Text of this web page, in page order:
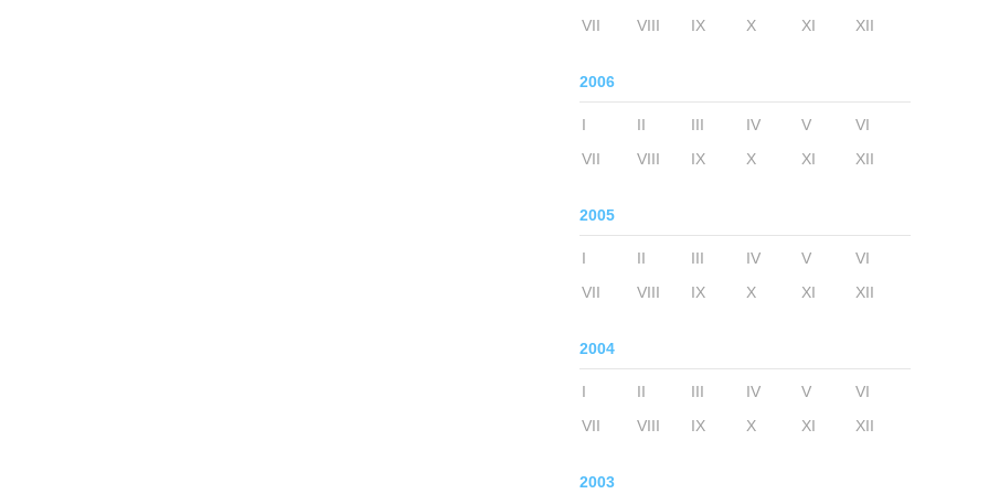
VII VIII IX X XI XII
2006
I II III IV V
VI
VII
VIII IX X XI XII
2005
I II III IV V
VI
VII
VIII IX X XI XII
2004
I II III IV V
VI
VII
VIII IX X XI XII
2003